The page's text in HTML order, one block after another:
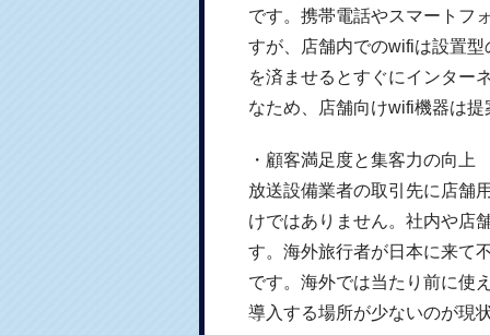
です。携帯電話やスマートフ
すが、店舗内でのwifiは設置
を済ませるとすぐにインター
なため、店舗向けwifi機器は
・顧客満足度と集客力の向上
放送設備業者の取引先に店舗
けではありません。社内や店
す。海外旅行者が日本に来て
です。海外では当たり前に使
導入する場所が少ないのが現